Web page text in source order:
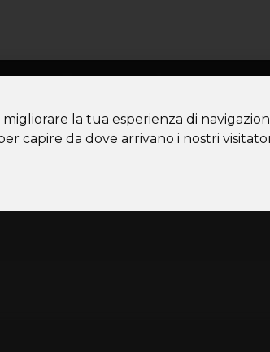
la tua esperienza di
capire da dove arrivano i nostri